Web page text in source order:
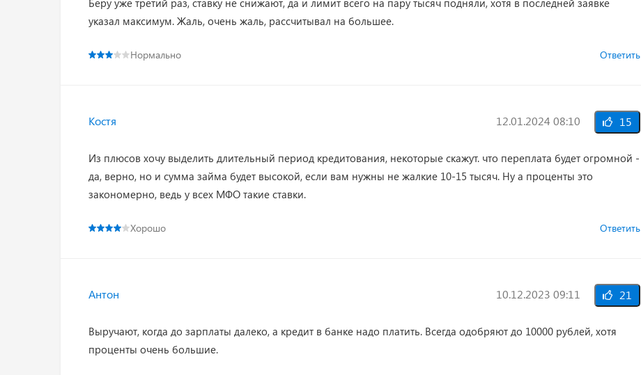
указал максимум. Жаль, очень жаль, рассчитывал на большее.
Нормально Ответить
Костя 12.01.2024 08:10 15
Из плюсов хочу выделить длительный период кредитования, некоторые скажут. что переплата будет огромной -
да, верно, но и сумма займа будет высокой, если вам нужны не жалкие 10-15 тысяч. Ну а проценты это
закономерно, ведь у всех МФО такие ставки.
Хорошо Ответить
Антон 10.12.2023 09:11 21
Выручают, когда до зарплаты далеко, а кредит в банке надо платить. Всегда одобряют до 10000 рублей, хотя
проценты очень большие.